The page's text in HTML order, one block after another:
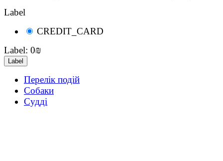
Label
CREDIT_CARD
Label: 0₪
Перелік подій
Собаки
Судді